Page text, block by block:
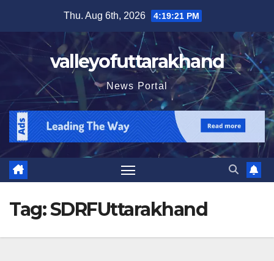
content
Thu. Aug 6th, 2026 4:19:23 PM
valleyofuttarakhand
News Portal
Tag:SDRFUttarakhand